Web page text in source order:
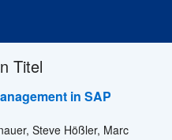
Titel
in SAP
Steve Hößler, Marc